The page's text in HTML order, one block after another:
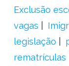
Exclusão
vagas
legislação
rematrículas